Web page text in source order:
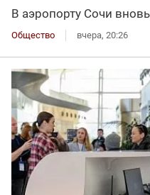
В аэропорту Сочи
Общество вчера, 20:26